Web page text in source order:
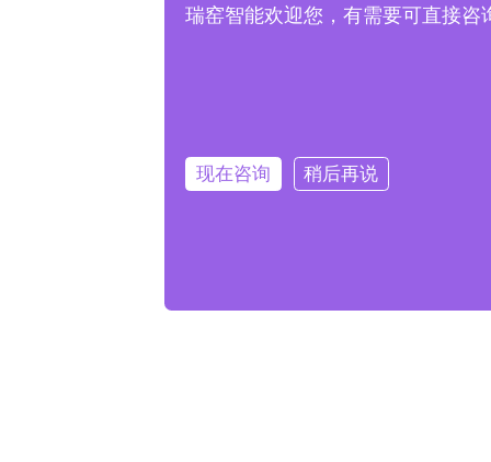
瑞窑智能欢迎您，有需要可直接咨
现在咨询 稍后再说